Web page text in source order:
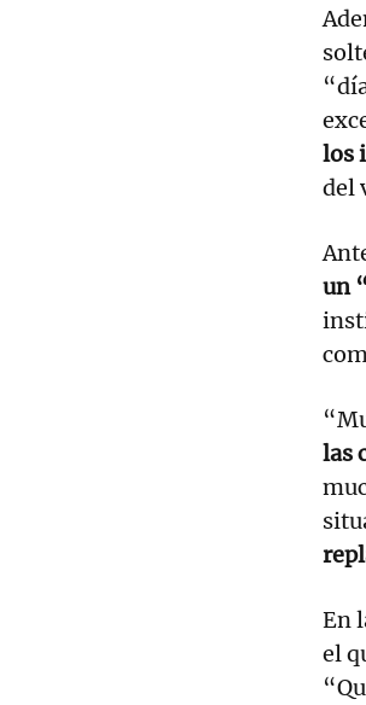
los
del
un
las
En
el